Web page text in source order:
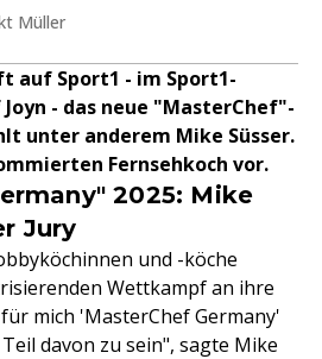
Müller
auf Sport1 - im Sport1-
- das neue "MasterChef"-
unter anderem Mike Süsser.
Fernsehkoch vor.
2025: Mike
Jury
und -köche
Wettkampf an ihre
mich 'MasterChef Germany'
davon zu sein", sagte Mike